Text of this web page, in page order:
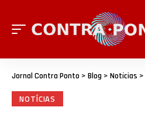
Jornal Contra Ponto > Blog > Notícias >
NOTÍCIAS